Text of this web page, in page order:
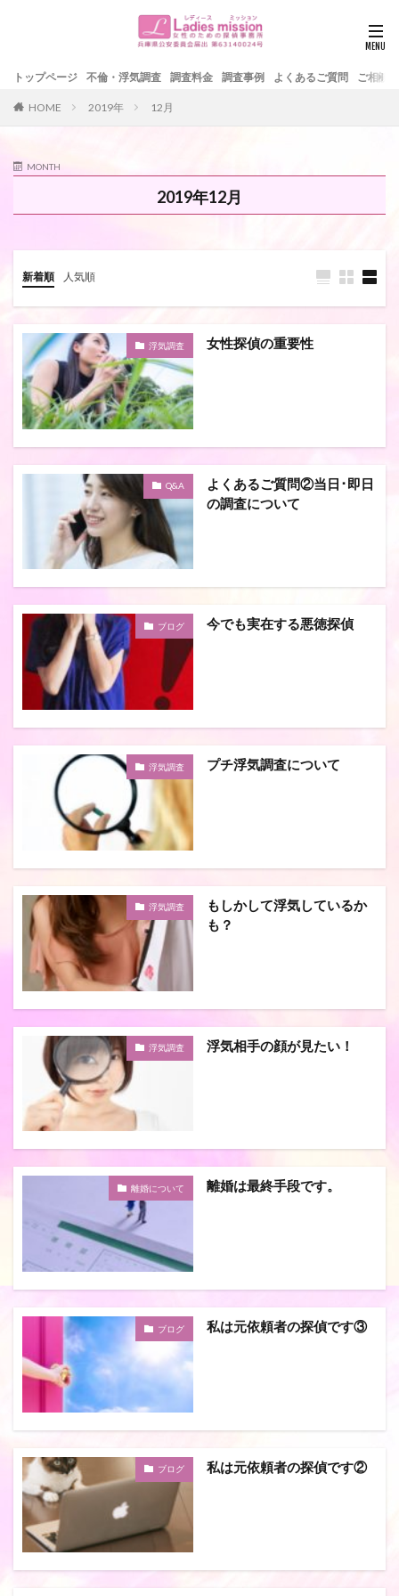
トップページ 不倫・浮気調査 調査料金 調査事例 よくあるご質問 ご相談
HOME 2019年 12月
MONTH
2019年12月
新着順 人気順
浮気調査 女性探偵の重要性
Q&A
よくあるご質問②当日･即日
の調査について
ブログ 今でも実在する悪徳探偵
浮気調査 プチ浮気調査について
浮気調査
もしかして浮気しているか
も？
浮気調査 浮気相手の顔が見たい！
離婚について 離婚は最終手段です。
ブログ 私は元依頼者の探偵です③
ブログ 私は元依頼者の探偵です②